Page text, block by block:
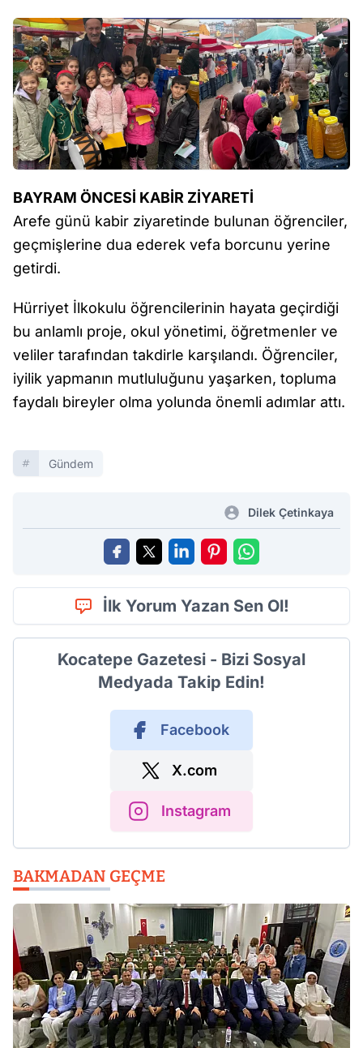
BAYRAM ÖNCESİ KABİR ZİYARETİ
Arefe günü kabir ziyaretinde bulunan öğrenciler,
geçmişlerine dua ederek vefa borcunu yerine
getirdi.
Hürriyet İlkokulu öğrencilerinin hayata geçirdiği
bu anlamlı proje, okul yönetimi, öğretmenler ve
veliler tarafından takdirle karşılandı. Öğrenciler,
iyilik yapmanın mutluluğunu yaşarken, topluma
faydalı bireyler olma yolunda önemli adımlar attı.
Gündem
Dilek Çetinkaya
İlk Yorum Yazan Sen Ol!
Kocatepe Gazetesi - Bizi Sosyal
Medyada Takip Edin!
Facebook
X.com
Instagram
BAKMADAN GEÇME